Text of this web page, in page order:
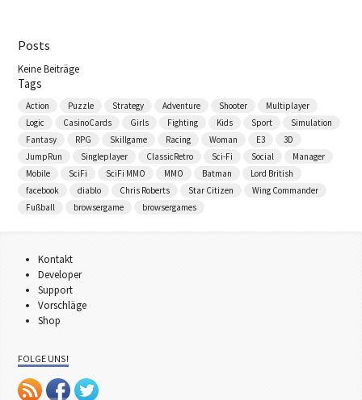
Posts
Keine Beiträge
Tags
Action Puzzle Strategy Adventure Shooter
Multiplayer
Logic
CasinoCards Girls Fighting Kids Sport
Simulation
Fantasy
RPG Skillgame Racing Woman E3
3D
JumpRun
Singleplayer ClassicRetro Sci-Fi Social
Manager
Mobile
SciFi SciFi MMO MMO Batman
Lord British
facebook
diablo Chris Roberts Star Citizen
Wing Commander
Fußball
browsergame browsergames
Kontakt
Developer
Support
Vorschläge
Shop
FOLGE UNS!